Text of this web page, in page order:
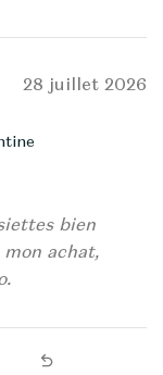
28 juillet 2026
bien
achat,